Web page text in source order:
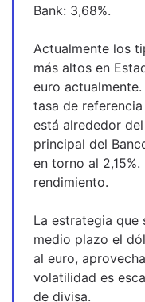
Bank: 3,68%.
Actualmente los
más altos en
euro
tasa de referencia
está alrededor
principal del
en torno al
rendimiento.
La estrategia que
medio plazo el
al euro,
volatilidad es
de divisa.